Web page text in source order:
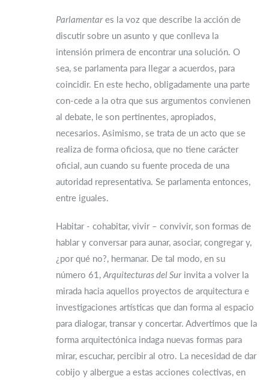
Parlamentares la voz que describe la acción de
discutir sobre un asunto y que conlleva la
intensión primera de encontrar una solución. O
sea, se parlamenta para llegar a acuerdos, para
coincidir. En este hecho, obligadamente una parte
con-cede a la otra que sus argumentos convienen
al debate, le son pertinentes, apropiados,
necesarios. Asimismo, se trata de un acto que se
realiza de forma oficiosa, que no tiene carácter
oficial, aun cuando su fuente proceda de una
autoridad representativa. Se parlamenta entonces,
entre iguales.
Habitar - cohabitar, vivir – convivir, son formas de
hablar y conversar para aunar, asociar, congregar y,
¿por qué no?, hermanar. De tal modo, en su
número 61, Arquitecturas del Surinvita a volver la
mirada hacia aquellos proyectos de arquitectura e
investigaciones artísticas que dan forma al espacio
para dialogar, transar y concertar. Advertimos que la
forma arquitectónica indaga nuevas formas para
mirar, escuchar, percibir al otro. La necesidad de dar
cobijo y albergue a estas acciones colectivas, en